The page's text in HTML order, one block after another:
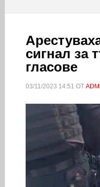
сигнал за
гласове
03/11/2023 14:51 ОТ